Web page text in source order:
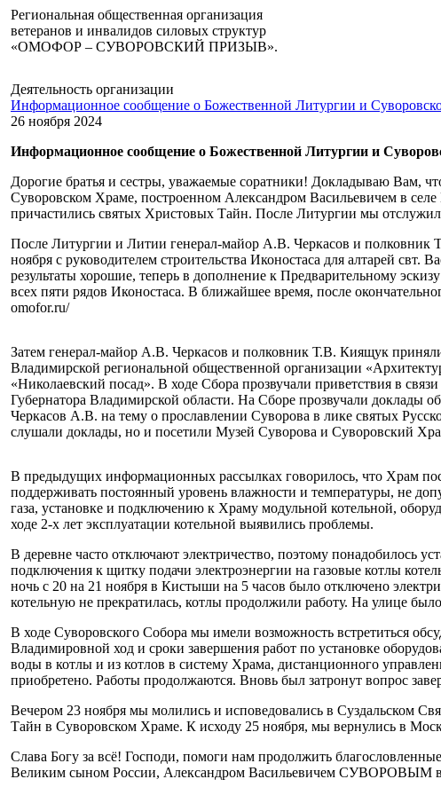
Региональная общественная организация
ветеранов и инвалидов силовых структур
«ОМОФОР – СУВОРОВСКИЙ ПРИЗЫВ».
Деятельность организации
Информационное сообщение о Божественной Литургии и
26 ноября 2024
Информационное сообщение о Божественной Литургии и
Дорогие братья и сестры, уважаемые соратники! Докладываю Вам,
Суворовском Храме, построенном Александром Васильевичем в
причастились святых Христовых Тайн. После Литургии мы
После Литургии и Литии генерал-майор А.В. Черкасов и полковник
ноября с руководителем строительства Иконостаса для алтарей
результаты хорошие, теперь в дополнение к Предварительному
всех пяти рядов Иконостаса. В ближайшее время, после
omofor.ru/
Затем генерал-майор А.В. Черкасов и полковник Т.В. Киящук
Владимирской региональной общественной организации
«Николаевский посад». В ходе Сбора прозвучали приветствия в
Губернатора Владимирской области. На Сборе прозвучали доклады
Черкасов А.В. на тему о прославлении Суворова в лике святых
слушали доклады, но и посетили Музей Суворова и Суворовский
В предыдущих информационных рассылках говорилось, что Храм
поддерживать постоянный уровень влажности и температуры, не
газа, установке и подключению к Храму модульной котельной,
ходе 2-х лет эксплуатации котельной выявились проблемы.
В деревне часто отключают электричество, поэтому понадобилось
подключения к щитку подачи электроэнергии на газовые котлы
ночь с 20 на 21 ноября в Кистыши на 5 часов было отключено
котельную не прекратилась, котлы продолжили работу. На улице
В ходе Суворовского Собора мы имели возможность встретиться
Владимировной ход и сроки завершения работ по установке
воды в котлы и из котлов в систему Храма, дистанционного
приобретено. Работы продолжаются. Вновь был затронут вопрос
Вечером 23 ноября мы молились и исповедовались в Суздальском
Тайн в Суворовском Храме. К исходу 25 ноября, мы вернулись в
Слава Богу за всё! Господи, помоги нам продолжить
Великим сыном России, Александром Васильевичем СУВОРОВЫМ в